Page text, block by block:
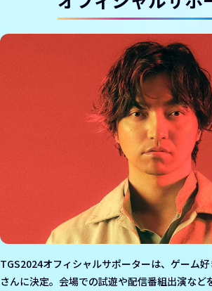
TGS2024オフィシャルサポーターは、ゲーム
さんに決定。会場での試遊や配信番組出演など